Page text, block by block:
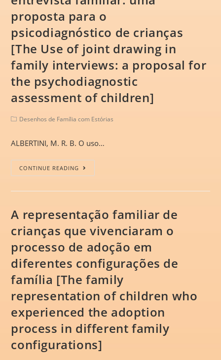
proposta para o
psicodiagnóstico de crianças
[The Use of joint drawing in
family interviews: a proposal for
the psychodiagnostic
assessment of children]
Desenhos de Família com Estórias
ALBERTINI, M. R. B. O uso…
CONTINUE READING
A representação familiar de
crianças que vivenciaram o
processo de adoção em
diferentes configurações de
família [The family
representation of children who
experienced the adoption
process in different family
configurations]